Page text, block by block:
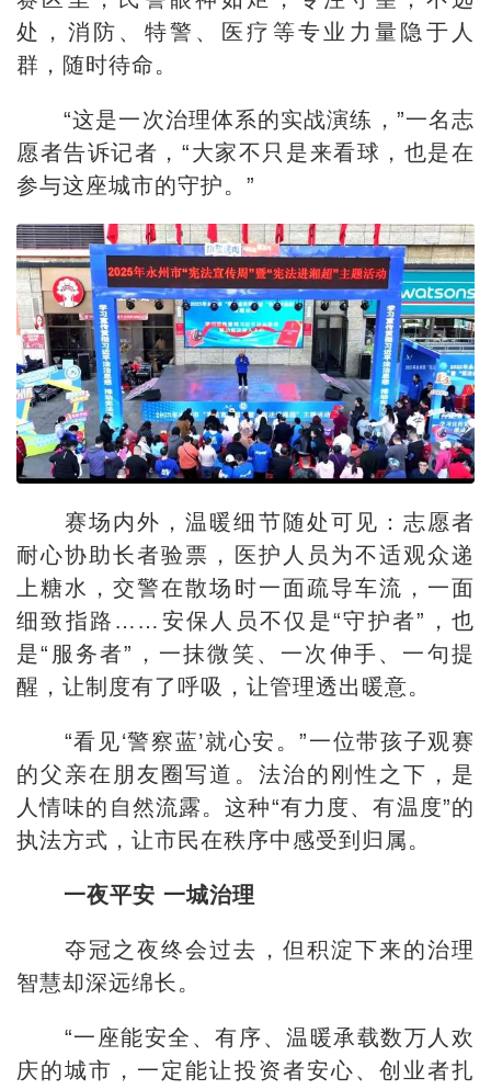
处，消防、特警、医疗等专业力量隐于人
群，随时待命。
“这是一次治理体系的实战演练，”一名志
愿者告诉记者，“大家不只是来看球，也是在
参与这座城市的守护。”
赛场内外，温暖细节随处可见：志愿者
耐心协助长者验票，医护人员为不适观众递
上糖水，交警在散场时一面疏导车流，一面
细致指路……安保人员不仅是“守护者”，也
是“服务者”，一抹微笑、一次伸手、一句提
醒，让制度有了呼吸，让管理透出暖意。
“看见‘警察蓝’就心安。”一位带孩子观赛
的父亲在朋友圈写道。法治的刚性之下，是
人情味的自然流露。这种“有力度、有温度”的
执法方式，让市民在秩序中感受到归属。
一夜平安 一城治理
夺冠之夜终会过去，但积淀下来的治理
智慧却深远绵长。
“一座能安全、有序、温暖承载数万人欢
庆的城市，一定能让投资者安心、创业者扎